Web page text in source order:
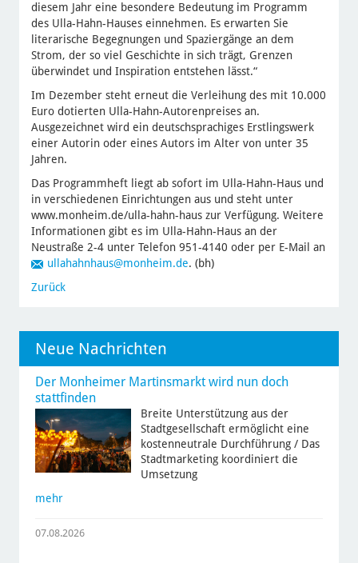
diesem Jahr eine besondere Bedeutung im Programm
des Ulla-Hahn-Hauses einnehmen. Es erwarten Sie
literarische Begegnungen und Spaziergänge an dem
Strom, der so viel Geschichte in sich trägt, Grenzen
überwindet und Inspiration entstehen lässt.“
Im Dezember steht erneut die Verleihung des mit 10.000
Euro dotierten Ulla-Hahn-Autorenpreises an.
Ausgezeichnet wird ein deutschsprachiges Erstlingswerk
einer Autorin oder eines Autors im Alter von unter 35
Jahren.
Das Programmheft liegt ab sofort im Ulla-Hahn-Haus und
in verschiedenen Einrichtungen aus und steht unter
www.monheim.de/ulla-hahn-haus zur Verfügung. Weitere
Informationen gibt es im Ulla-Hahn-Haus an der
Neustraße 2-4 unter Telefon 951-4140 oder per E-Mail an
ullahahnhaus@monheim.de. (bh)
Zurück
Neue Nachrichten
Der Monheimer Martinsmarkt wird nun doch
stattfinden
Breite Unterstützung aus der
Stadtgesellschaft ermöglicht eine
kostenneutrale Durchführung / Das
Stadtmarketing koordiniert die
Umsetzung
mehr
07.08.2026